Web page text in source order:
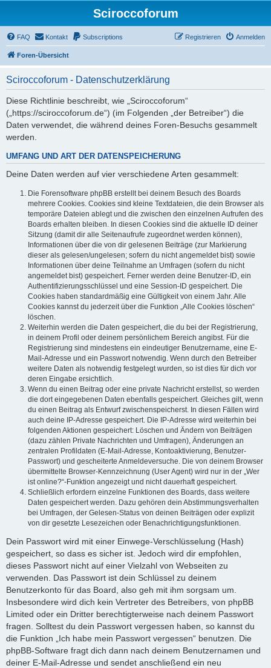
Sciroccoforum
FAQ Kontakt Subscriptions Anmelden
Registrieren
Foren-Übersicht
Sciroccoforum - Datenschutzerklärung
Diese Richtlinie beschreibt, wie „Sciroccoforum“
(„https://sciroccoforum.de“) (im Folgenden „der Betreiber“) die
Daten verwendet, die während deines Foren-Besuchs gesammelt
werden.
UMFANG UND ART DER DATENSPEICHERUNG
Deine Daten werden auf vier verschiedene Arten gesammelt:
Die Forensoftware phpBB erstellt bei deinem Besuch des Boards
mehrere Cookies. Cookies sind kleine Textdateien, die dein Browser als
temporäre Dateien ablegt und die zwischen den einzelnen Aufrufen des
Boards erhalten bleiben. In diesen Cookies sind die aktuelle ID deiner
Sitzung (damit dir alle Seitenaufrufe zugeordnet werden können),
Informationen über die von dir gelesenen Beiträge (zur Markierung
dieser als gelesen/ungelesen; sofern du nicht angemeldet bist) sowie
Informationen über deine Teilnahme an Umfragen (sofern du nicht
angemeldet bist) gespeichert. Ferner werden deine Benutzer-ID, ein
Authentifizierungsschlüssel und eine Session-ID gespeichert. Die
Cookies haben standardmäßig eine Gültigkeit von einem Jahr. Alle
Cookies kannst du jederzeit über die Funktion „Alle Cookies löschen“
löschen.
Weiterhin werden die Daten gespeichert, die du bei der Registrierung,
in deinem Profil oder deinem persönlichem Bereich angibst. Für die
Registrierung sind mindestens ein eindeutiger Benutzername, eine E-
Mail-Adresse und ein Passwort notwendig. Wenn durch den Betreiber
weitere Daten als notwendig festgelegt wurden, so ist dies für dich vor
deren Eingabe ersichtlich.
Wenn du einen Beitrag oder eine private Nachricht erstellst, so werden
die dort eingegebenen Daten ebenfalls gespeichert. Gleiches gilt, wenn
du einen Beitrag als Entwurf zwischenspeicherst. In diesen Fällen wird
auch deine IP-Adresse gespeichert. Die IP-Adresse wird weiterhin bei
folgenden Aktionen gespeichert: Löschen und Ändern von Beiträgen
(dazu zählen Private Nachrichten und Umfragen), Änderungen an
zentralen Profildaten (E-Mail-Adresse, Kontoaktivierung, Benutzer-
Passwort) und gescheiterte Anmeldeversuche. Die von deinem Browser
übermittelte Browser-Kennzeichnung (User Agent) wird nur in der „Wer
ist online?“-Funktion angezeigt und nicht dauerhaft gespeichert.
Schließlich erfordern einzelne Funktionen des Boards, dass weitere
Daten gespeichert werden. Dazu gehören dein Abstimmungsverhalten
bei Umfragen, der Gelesen-Status von deinen Beiträgen oder explizit
von dir gesetzte Lesezeichen oder Benachrichtigungsfunktionen.
Dein Passwort wird mit einer Einwege-Verschlüsselung (Hash)
gespeichert, so dass es sicher ist. Jedoch wird dir empfohlen,
dieses Passwort nicht auf einer Vielzahl von Webseiten zu
verwenden. Das Passwort ist dein Schlüssel zu deinem
Benutzerkonto für das Board, also geh mit ihm sorgsam um.
Insbesondere wird dich kein Vertreter des Betreibers, von phpBB
Limited oder ein Dritter berechtigterweise nach deinem Passwort
fragen. Solltest du dein Passwort vergessen haben, so kannst du
die Funktion „Ich habe mein Passwort vergessen“ benutzen. Die
phpBB-Software fragt dich dann nach deinem Benutzernamen und
deiner E-Mail-Adresse und sendet anschließend ein neu